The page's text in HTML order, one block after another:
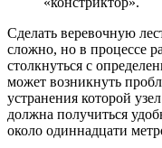
Сделать веревочную
сложно, но в процессе
столкнуться с
может возникнуть
устранения которой
должна получиться
около одиннадцати